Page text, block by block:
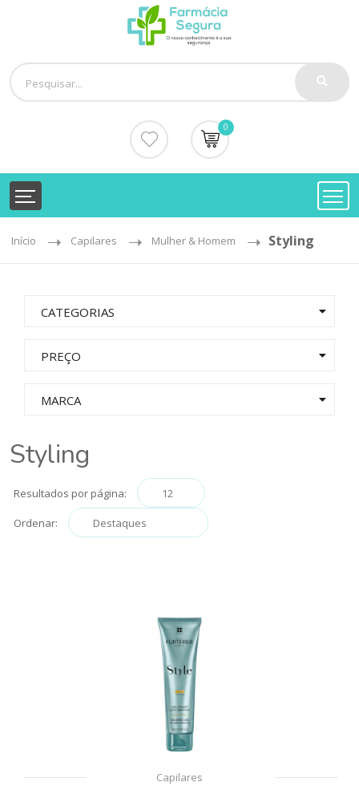
0
Início Capilares Mulher & Homem Styling
CATEGORIAS
PREÇO
MARCA
Styling
Resultados por página:
Ordenar:
Capilares